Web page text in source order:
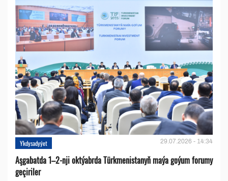
Ykdysadyýet 29.07.2026 - 14:34
Aşgabatda 1–2-nji oktýabrda Türkmenistanyň maýa goýum forumy
geçiriler